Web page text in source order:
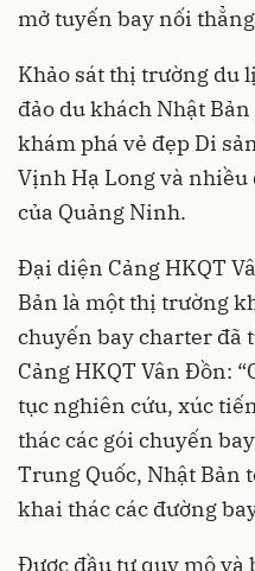
mở tuyến bay nối
Khảo sát thị trường du
đảo du khách Nhật
khám phá vẻ đẹp Di
Vịnh Hạ Long và
của Quảng Ninh.
Đại diện Cảng HKQT
Bản là một thị trường
chuyến bay charter đã
Cảng HKQT Vân Đồn:
tục nghiên cứu, xúc
thác các gói chuyến
Trung Quốc, Nhật Bản
khai thác các đường
Được đầu tư quy mô và